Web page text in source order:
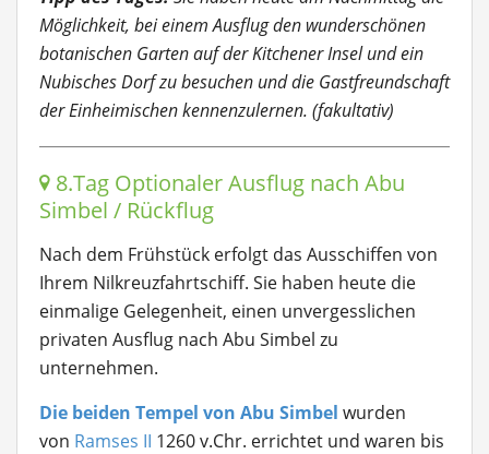
Möglichkeit, bei einem Ausflug den wunderschönen
botanischen Garten auf der Kitchener Insel und ein
Nubisches Dorf zu besuchen und die Gastfreundschaft
der Einheimischen kennenzulernen. (fakultativ)
8.Tag Optionaler Ausflug nach Abu
Simbel / Rückflug
Nach dem Frühstück erfolgt das Ausschiffen von
Ihrem Nilkreuzfahrtschiff. Sie haben heute die
einmalige Gelegenheit, einen unvergesslichen
privaten Ausflug nach Abu Simbel zu
unternehmen.
Die beiden Tempel von Abu Simbel wurden
von Ramses II 1260 v.Chr. errichtet und waren bis